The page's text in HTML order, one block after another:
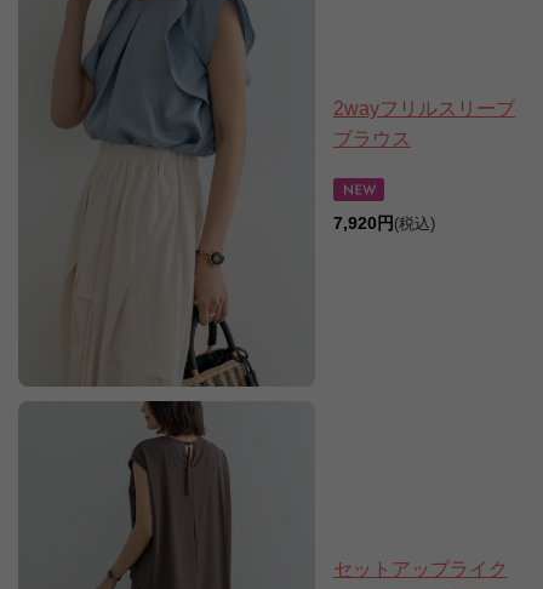
2wayフリルスリーブ
ブラウス
7,920円 (税込)
セットアップライク